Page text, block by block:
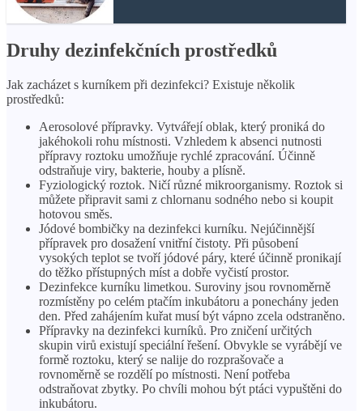
Druhy dezinfekčních prostředků
Jak zacházet s kurníkem při dezinfekci? Existuje několik
prostředků:
Aerosolové přípravky. Vytvářejí oblak, který proniká do
jakéhokoli rohu místnosti. Vzhledem k absenci nutnosti
přípravy roztoku umožňuje rychlé zpracování. Účinně
odstraňuje viry, bakterie, houby a plísně.
Fyziologický roztok. Ničí různé mikroorganismy. Roztok si
můžete připravit sami z chlornanu sodného nebo si koupit
hotovou směs.
Jódové bombičky na dezinfekci kurníku. Nejúčinnější
přípravek pro dosažení vnitřní čistoty. Při působení
vysokých teplot se tvoří jódové páry, které účinně pronikají
do těžko přístupných míst a dobře vyčistí prostor.
Dezinfekce kurníku limetkou. Suroviny jsou rovnoměrně
rozmístěny po celém ptačím inkubátoru a ponechány jeden
den. Před zahájením kuřat musí být vápno zcela odstraněno.
Přípravky na dezinfekci kurníků. Pro zničení určitých
skupin virů existují speciální řešení. Obvykle se vyrábějí ve
formě roztoku, který se nalije do rozprašovače a
rovnoměrně se rozdělí po místnosti. Není potřeba
odstraňovat zbytky. Po chvíli mohou být ptáci vypuštěni do
inkubátoru.